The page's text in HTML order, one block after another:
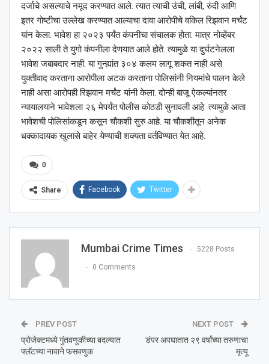
दर्जाचे असल्याचे नमूद करण्यात आले. त्यात त्याची उंची, लांबी, रुंदी आणि
इतर गोष्टीचा उल्लेख करण्यात आल्याचा दावा आरोपीचे वकिल रिझवान मर्चंट
यांन केला. भावेश हा २०२३ पर्यंत कंपनीचा संचालक होता. मात्र नोव्हेंबर
२०२२ साली ते युगो कंपनीला देणयात आले होते. त्यामुळे या दुर्घटनेलला
भावेश जबाबदार नाही. या गुन्ह्यांत ३०४ कलम लागू शकत नाही असे
युक्तीवाद करताना आरोपीला अटक करताना पोलिसांनी नियमांचे पालन केले
नाही असा आरोपही रिझवान मर्चंट यांनी केला. दोन्ही बाजू ऐकल्यांनतर
न्यायालयाने भावेशला २६ मेपर्यंत पोलीस कोठडी सुनावली आहे. त्यामुळे आता
भावेशची पोलिसांकडून कसून चौकशी सुरु आहे. या चौकशीतून अनेक
धक्कादायक खुलासे बाहेर येण्याची शक्यता वर्तविण्यात येत आहे.
0
Share Facebook Twitter
Mumbai Crime Times 5228 Posts
0 Comments
PREV POST
प्रोजेक्टमध्ये गुंतवणुकीच्या बदल्यात
फ्लॅटच्या नावाने फसवणुक
NEXT POST
डंपर अपघातात २९ वर्षांच्या तरुणाचा
मृत्यू